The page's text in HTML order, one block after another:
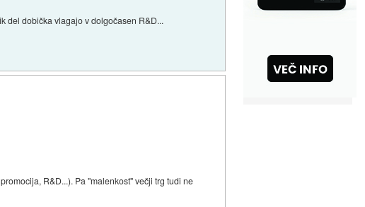
del dobička vlagajo v dolgočasen R&D...
R&D...). Pa "malenkost" večji trg tudi ne